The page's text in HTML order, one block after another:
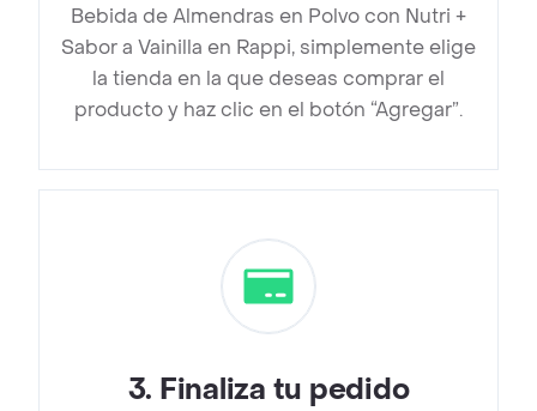
Bebida de Almendras en Polvo con Nutri +
Sabor a Vainilla en Rappi, simplemente elige
la tienda en la que deseas comprar el
producto y haz clic en el botón “Agregar”.
3. Finaliza tu pedido